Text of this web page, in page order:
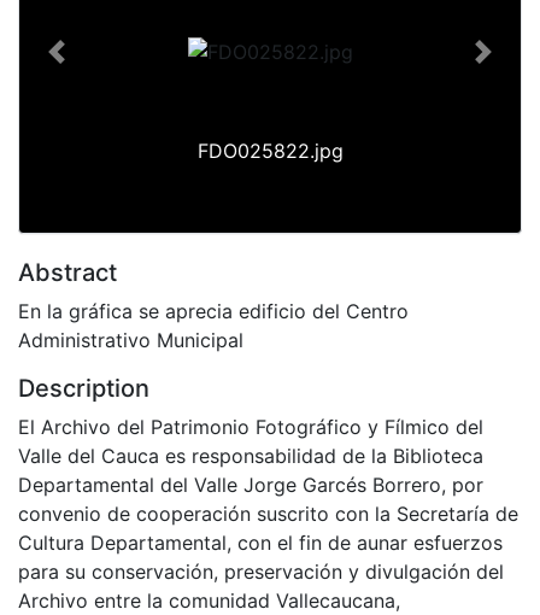
FDO025822.jpg
Previous Next
Abstract
En la gráfica se aprecia edificio del Centro
Administrativo Municipal
Description
El Archivo del Patrimonio Fotográfico y Fílmico del
Valle del Cauca es responsabilidad de la Biblioteca
Departamental del Valle Jorge Garcés Borrero, por
convenio de cooperación suscrito con la Secretaría de
Cultura Departamental, con el fin de aunar esfuerzos
para su conservación, preservación y divulgación del
Archivo entre la comunidad Vallecaucana,